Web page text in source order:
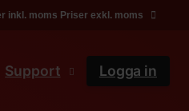
inkl. moms Priser exkl. moms
Support Logga in